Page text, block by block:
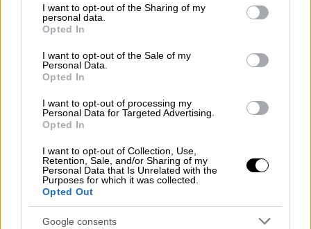
not limited to your visit or usage behaviour. You may click to
grant or deny consent to Google and its third-party tags to
use your data for below specified purposes in below Google
consent section.
I want to opt-out of the Sharing of my
personal data.
Opted In
I want to opt-out of the Sale of my
Personal Data.
Opted In
I want to opt-out of processing my
Personal Data for Targeted Advertising.
Opted In
I want to opt-out of Collection, Use,
Retention, Sale, and/or Sharing of my
Personal Data that Is Unrelated with the
Purposes for which it was collected.
Opted Out
Google consents
προτείνει διάφορες θεωρίες, από τη χρήση
πλοίων μέχρι - ίσως πιο εντυπωσιακά - τη
Εποχή των Παγετώνων. Για να προσδιορίσει
τον αρχαίο τρόπο μεταφοράς, η αυστραλιανή
ομάδα αναπαρήγαγε τις τροχιές των
παγετώνων της εποχής χρησιμοποιώντας
χρονολόγηση ορυκτών κόκκων - μια μέθοδο
αναλύει τους κρυστάλλους μέσα σε μια
πέτραγια να προσδιορίσει την ηλικία της.
Διαπίστωσαν ότι, ενώ η
πλειονότητα των